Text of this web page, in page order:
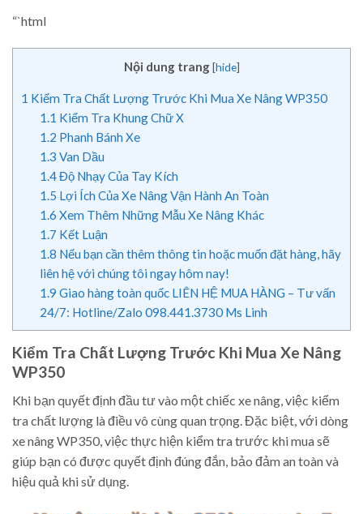
“`html
Nội dung trang [hide]
1 Kiểm Tra Chất Lượng Trước Khi Mua Xe Nâng WP350
1.1 Kiểm Tra Khung Chữ X
1.2 Phanh Bánh Xe
1.3 Van Dầu
1.4Độ Nhạy Của Tay Kích
1.5 Lợi Ích Của Xe Nâng Vận Hành An Toàn
1.6 Xem Thêm Những Mẫu Xe Nâng Khác
1.7 Kết Luận
1.8 Nếu bạn cần thêm thông tin hoặc muốn đặt hàng, hãy
liên hệ với chúng tôi ngay hôm nay!
1.9 Giao hàng toàn quốc LIÊN HỆ MUA HÀNG – Tư vấn
24/7: Hotline/Zalo 098.441.3730 Ms Linh
Kiểm Tra Chất Lượng Trước Khi Mua Xe Nâng
WP350
Khi bạn quyết định đầu tư vào một chiếc xe nâng, việc kiểm
tra chất lượng là điều vô cùng quan trọng. Đặc biệt, với dòng
xe nâng WP350, việc thực hiện kiểm tra trước khi mua sẽ
giúp bạn có được quyết định đúng đắn, bảo đảm an toàn và
hiệu quả khi sử dụng.